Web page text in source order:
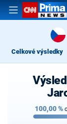
Celkové výsledky
100,00%